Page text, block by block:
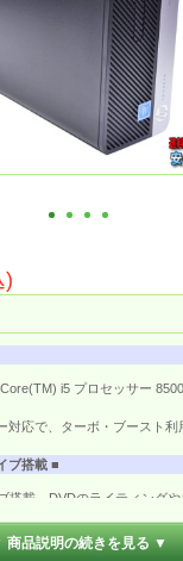
)
i5 プロセッサー
対応で、ターボ・ブースト
ブ搭載 ■
搭載、DVDのライティング
商品説明の続きを見る ▼